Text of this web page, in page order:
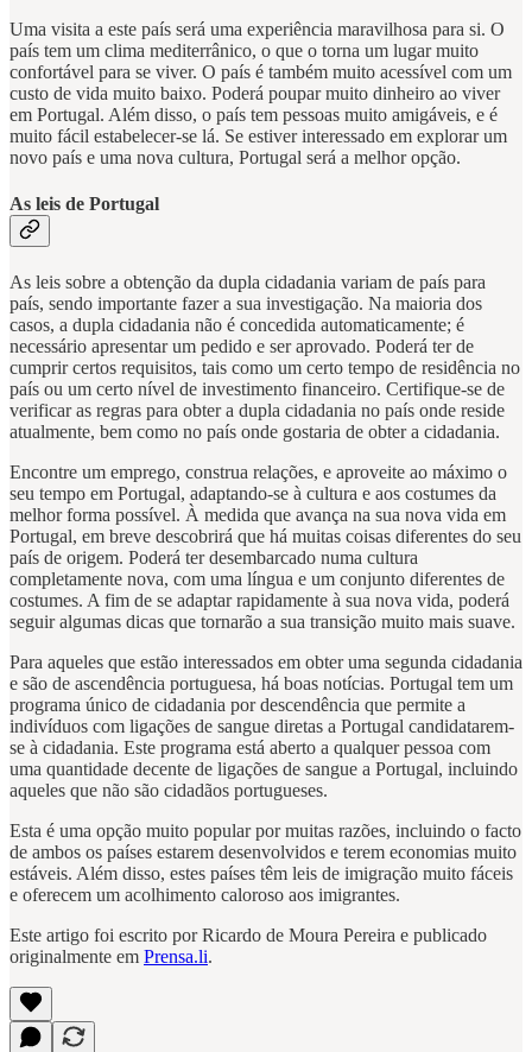
Uma visita a este país será uma experiência maravilhosa para si. O
país tem um clima mediterrânico, o que o torna um lugar muito
confortável para se viver. O país é também muito acessível com um
custo de vida muito baixo. Poderá poupar muito dinheiro ao viver
em Portugal. Além disso, o país tem pessoas muito amigáveis, e é
muito fácil estabelecer-se lá. Se estiver interessado em explorar um
novo país e uma nova cultura, Portugal será a melhor opção.
As leis de Portugal
As leis sobre a obtenção da dupla cidadania variam de país para
país, sendo importante fazer a sua investigação. Na maioria dos
casos, a dupla cidadania não é concedida automaticamente; é
necessário apresentar um pedido e ser aprovado. Poderá ter de
cumprir certos requisitos, tais como um certo tempo de residência no
país ou um certo nível de investimento financeiro. Certifique-se de
verificar as regras para obter a dupla cidadania no país onde reside
atualmente, bem como no país onde gostaria de obter a cidadania.
Encontre um emprego, construa relações, e aproveite ao máximo o
seu tempo em Portugal, adaptando-se à cultura e aos costumes da
melhor forma possível. À medida que avança na sua nova vida em
Portugal, em breve descobrirá que há muitas coisas diferentes do seu
país de origem. Poderá ter desembarcado numa cultura
completamente nova, com uma língua e um conjunto diferentes de
costumes. A fim de se adaptar rapidamente à sua nova vida, poderá
seguir algumas dicas que tornarão a sua transição muito mais suave.
Para aqueles que estão interessados em obter uma segunda cidadania
e são de ascendência portuguesa, há boas notícias. Portugal tem um
programa único de cidadania por descendência que permite a
indivíduos com ligações de sangue diretas a Portugal candidatarem-
se à cidadania. Este programa está aberto a qualquer pessoa com
uma quantidade decente de ligações de sangue a Portugal, incluindo
aqueles que não são cidadãos portugueses.
Esta é uma opção muito popular por muitas razões, incluindo o facto
de ambos os países estarem desenvolvidos e terem economias muito
estáveis. Além disso, estes países têm leis de imigração muito fáceis
e oferecem um acolhimento caloroso aos imigrantes.
Este artigo foi escrito por Ricardo de Moura Pereira e publicado
originalmente em Prensa.li.